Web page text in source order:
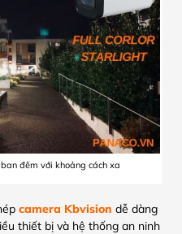
đêm với khoảng cách xa
camera Kbvision dễ dàng
thiết bị và hệ thống an ninh